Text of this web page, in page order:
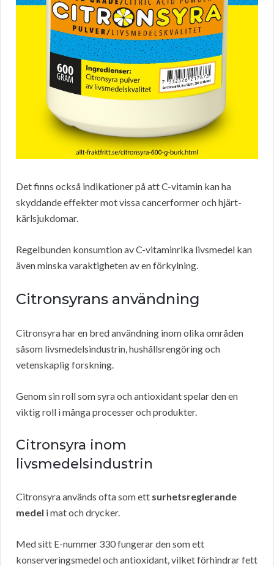
Det finns också indikationer på att C-vitamin kan ha
skyddande effekter mot vissa cancerformer och hjärt-
kärlsjukdomar.
Regelbunden konsumtion av C-vitaminrika livsmedel kan
även minska varaktigheten av en förkylning.
Citronsyrans användning
Citronsyra har en bred användning inom olika områden
såsom livsmedelsindustrin, hushållsrengöring och
vetenskaplig forskning.
Genom sin roll som syra och antioxidant spelar den en
viktig roll i många processer och produkter.
Citronsyra inom
livsmedelsindustrin
Citronsyra används ofta som ett surhetsreglerande
medel i mat och drycker.
Med sitt E-nummer 330 fungerar den som ett
konserveringsmedel och antioxidant, vilket förhindrar fett